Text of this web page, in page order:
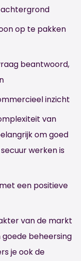
op te pakken
beantwoord,
inzicht
van
om goed
werken is
een positieve
van de markt
beheersing
je ook de